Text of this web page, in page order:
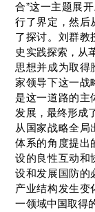
合”这一主题展
行了界定，然后
了探讨。刘群教
史实践探索，从
思想并成为取得
家领导下这一战
是这一道路的主
发展，最终形成
从国家战略全局
体系的角度提出
设的良性互动和
设和发展国防的
产业结构发生变
一领域中国取得